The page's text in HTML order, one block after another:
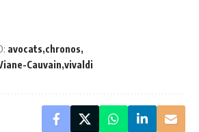
avocats chronos
Cauvain vivaldi